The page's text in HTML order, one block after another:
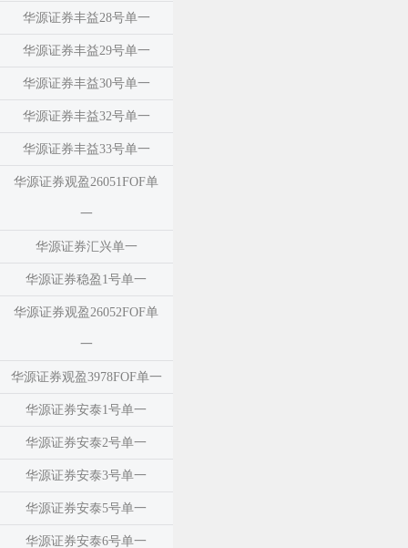
华源证券丰益28号单一
华源证券丰益29号单一
华源证券丰益30号单一
华源证券丰益32号单一
华源证券丰益33号单一
华源证券观盈26051FOF单
一
华源证券汇兴单一
华源证券稳盈1号单一
华源证券观盈26052FOF单
一
华源证券观盈3978FOF单一
华源证券安泰1号单一
华源证券安泰2号单一
华源证券安泰3号单一
华源证券安泰5号单一
华源证券安泰6号单一